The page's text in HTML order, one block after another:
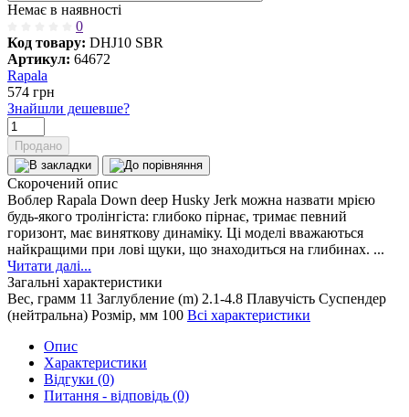
Немає в наявності
0
Код товару: DHJ10 SBR
Артикул: 64672
Rapala
574 грн
Знайшли дешевше?
Продано
Скорочений опис
Воблер Rapala Down deep Husky Jerk можна назвати мрією
будь-якого тролінгіста: глибоко пірнає, тримає певний
горизонт, має виняткову динаміку. Ці моделі вважаються
найкращими при лові щуки, що знаходиться на глибинах. ...
Читати далі...
Загальні характеристики
Вес, грамм 11 Заглубление (m) 2.1-4.8 Плавучість Суспендер
(нейтральна) Розмір, мм 100 Всі характеристики
Опис
Характеристики
Відгуки (0)
Питання - відповідь (0)